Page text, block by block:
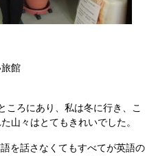
旅館
ころにあり、私は冬に行き、こ
山々はとてもきれいでした。
を話さなくてもすべてが英語の